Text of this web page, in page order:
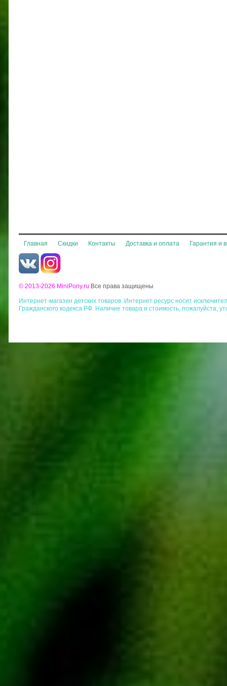
Главная Скидки Контакты Доставка и оплата Гарантия и
© 2013-2026 MiniPony.ru Все права защищены
Интернет-магазин детских товаров. Интернет ресурс носит
Гражданского кодекса РФ. Наличие товара и стоимость, пожалуйста,